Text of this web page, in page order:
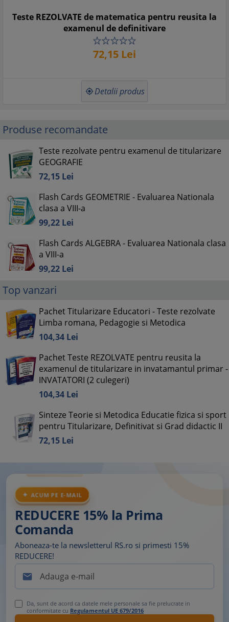
Teste REZOLVATE de matematica pentru reusita la
examenul de definitivare
72,15 Lei
 Detalii produs
Produse recomandate
Teste rezolvate pentru examenul de titularizare
GEOGRAFIE
72,15 Lei
Flash Cards GEOMETRIE - Evaluarea Nationala
clasa a VIII-a
99,22 Lei
Flash Cards ALGEBRA - Evaluarea Nationala clasa
a VIII-a
99,22 Lei
Top vanzari
Pachet Titularizare Educatori - Teste rezolvate
Limba romana, Pedagogie si Metodica
104,34 Lei
Pachet Teste REZOLVATE pentru reusita la
examenul de titularizare in invatamantul primar -
INVATATORI (2 culegeri)
104,34 Lei
Sinteze Teorie si Metodica Educatie fizica si sport
pentru Titularizare, Definitivat si Grad didactic II
72,15 Lei
ACUM PE E-MAIL
REDUCERE 15% la Prima
Comanda
Aboneaza-te la newsletterul RS.ro si primesti 15%
REDUCERE!

Da, sunt de acord ca datele mele personale sa fie prelucrate in
conformitate cu Regulamentul UE 679/2016